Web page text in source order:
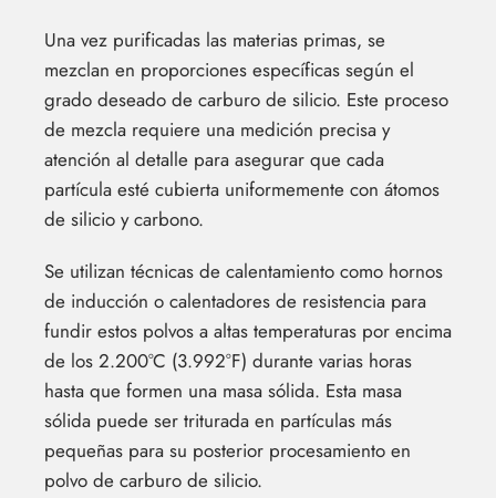
Una vez purificadas las materias primas, se
mezclan en proporciones específicas según el
grado deseado de carburo de silicio. Este proceso
de mezcla requiere una medición precisa y
atención al detalle para asegurar que cada
partícula esté cubierta uniformemente con átomos
de silicio y carbono.
Se utilizan técnicas de calentamiento como hornos
de inducción o calentadores de resistencia para
fundir estos polvos a altas temperaturas por encima
de los 2.200°C (3.992°F) durante varias horas
hasta que formen una masa sólida. Esta masa
sólida puede ser triturada en partículas más
pequeñas para su posterior procesamiento en
polvo de carburo de silicio.